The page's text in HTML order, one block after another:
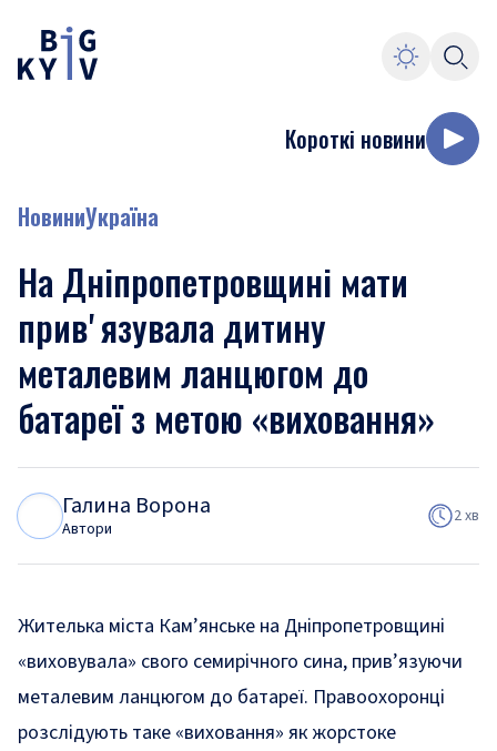
Короткі новини
НовиниУкраїна
На Дніпропетровщині мати
привʼязувала дитину
металевим ланцюгом до
батареї з метою «виховання»
Галина Ворона
Автори
2 хв
Жителька міста Кам’янське на Дніпропетровщині
«виховувала» свого семирічного сина, прив’язуючи
металевим ланцюгом до батареї. Правоохоронці
розслідують таке «виховання» як жорстоке